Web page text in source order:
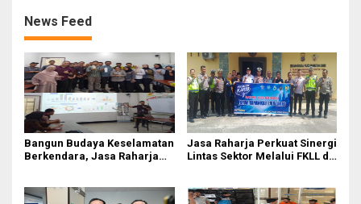
News Feed
Bangun Budaya Keselamatan
Berkendara, Jasa Raharja
Jasa Raharja Perkuat Sinergi
Lintas Sektor Melalui FKLL di